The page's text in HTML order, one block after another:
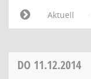
Aktuell
DO 11.12.2014